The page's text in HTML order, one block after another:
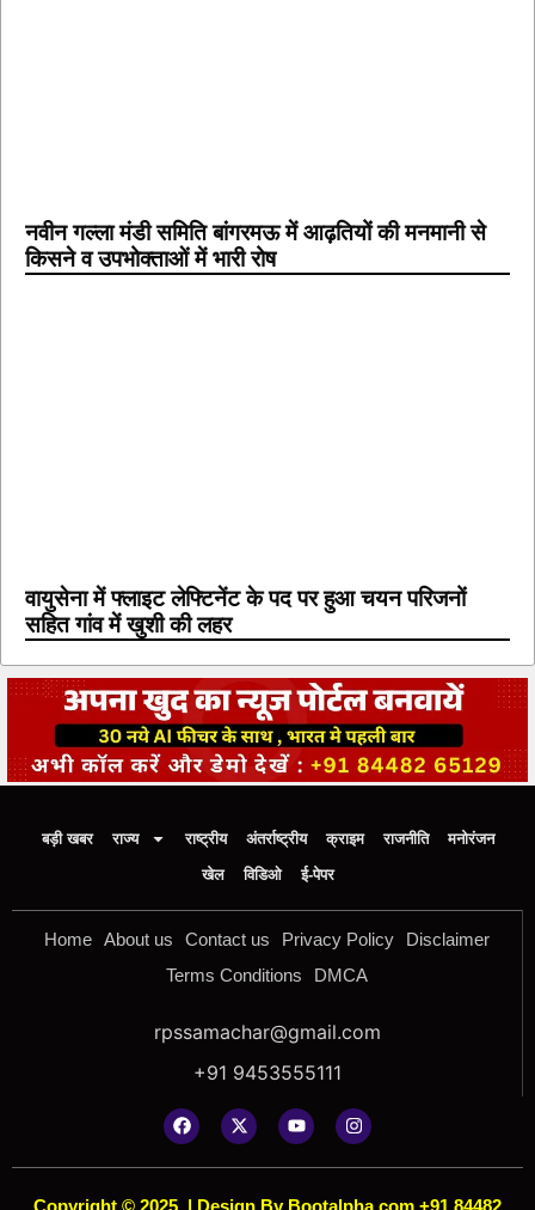
नवीन गल्ला मंडी समिति बांगरमऊ में आढ़तियों की मनमानी से
किसने व उपभोक्ताओं में भारी रोष
वायुसेना में फ्लाइट लेफ्टिनेंट के पद पर हुआ चयन परिजनों
सहित गांव में खुशी की लहर
बड़ी खबर राज्य राष्ट्रीय अंतर्राष्ट्रीय क्राइम राजनीति
मनोरंजन
खेल
विडिओ ई-पेपर
Home About us Contact us Privacy Policy
Disclaimer
Terms Conditions
DMCA
rpssamachar@gmail.com
+91 9453555111
Copyright © 2025 | Design By Bootalpha.com +91 84482